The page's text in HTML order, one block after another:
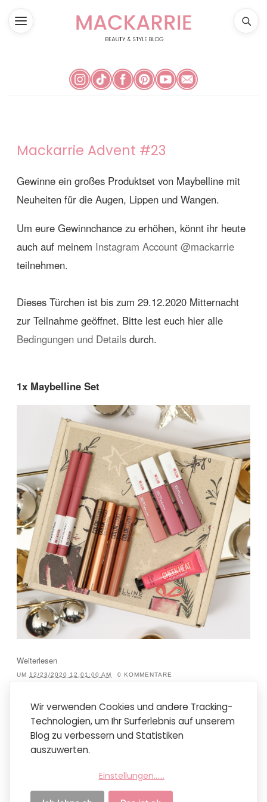
Mackarrie Advent #23
Gewinne ein großes Produktset von Maybelline mit
Neuheiten für die Augen, Lippen und Wangen.
Um eure Gewinnchance zu erhöhen, könnt ihr heute
auch auf meinem Instagram Account @mackarrie
teilnehmen.
Dieses Türchen ist bis zum 29.12.2020 Mitternacht
zur Teilnahme geöffnet. Bitte lest euch hier alle
Bedingungen und Details durch.
1x Maybelline Set
Weiterlesen
UM 12/23/2020 12:01:00 AM
0 KOMMENTARE
Neuere Posts Ältere Posts
Startseite
Mobile Version anzeigen
Posts (Atom)
Wir verwenden Cookies und andere Tracking-
Technologien, um Ihr Surferlebnis auf unserem
Blog zu verbessern und Statistiken
auszuwerten.
Einstellungen......